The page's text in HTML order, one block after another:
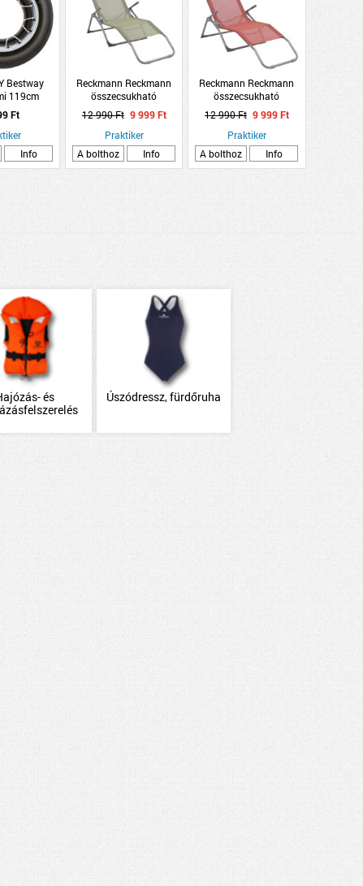
Bestway
119cm
Ft
Info
Reckmann Reckmann
összecsukható
142x60x97cm fémvázas
napozóágy világos
ollivazöld
12 990 Ft 9 999 Ft
Praktiker
A bolthoz
Info
Reckmann Reckmann
összecsukható
142x60x97cm fémvázas
napozóágy vörösesbarna
12 990 Ft 9 999 Ft
Praktiker
A bolthoz
Info
és
Úszódressz, fürdőruha